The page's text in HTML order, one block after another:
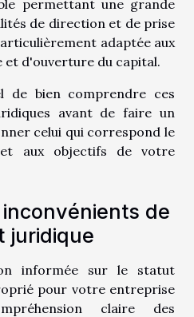
permettant une grande
de direction et de prise
adaptée aux
et d'ouverture du capital.
de bien comprendre ces
avant de faire un
celui qui correspond le
et aux objectifs de votre
de
juridique
informée sur le statut
pour votre entreprise
claire des